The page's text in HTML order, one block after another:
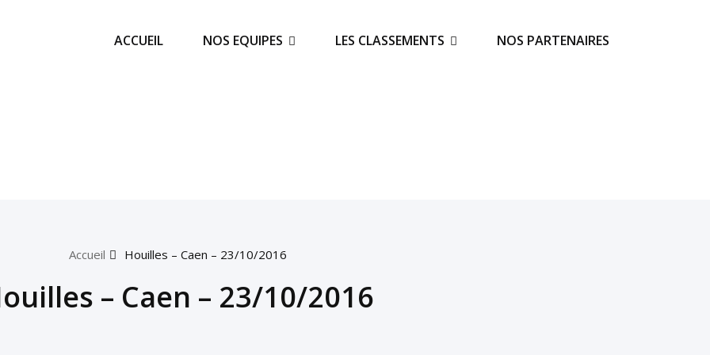
ACCUEIL NOS EQUIPES LES CLASSEMENTS NOS PARTENAIRES
Accueil Houilles – Caen – 23/10/2016
– Caen – 23/10/2016